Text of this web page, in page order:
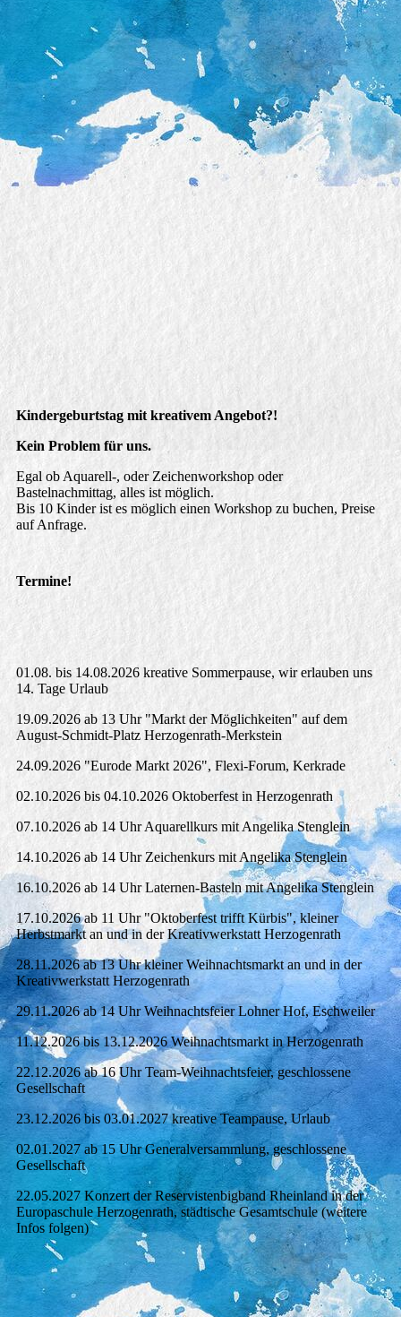
Partytröte
Party
Kindergeburtstag mit kreativem Angebot?!
Kein Problem für uns.
Egal ob Aquarell-, oder Zeichenworkshop oder
Bastelnachmittag, alles ist möglich.
Bis 10 Kinder ist es möglich einen Workshop zu buchen, Preise
auf Anfrage.
Termine!
01.08. bis 14.08.2026 kreative Sommerpause, wir erlauben uns
14. Tage Urlaub
19.09.2026 ab 13 Uhr "Markt der Möglichkeiten" auf dem
August-Schmidt-Platz Herzogenrath-Merkstein
24.09.2026 "Eurode Markt 2026", Flexi-Forum, Kerkrade
02.10.2026 bis 04.10.2026 Oktoberfest in Herzogenrath
07.10.2026 ab 14 Uhr Aquarellkurs mit Angelika Stenglein
14.10.2026 ab 14 Uhr Zeichenkurs mit Angelika Stenglein
16.10.2026 ab 14 Uhr Laternen-Basteln mit Angelika Stenglein
17.10.2026 ab 11 Uhr "Oktoberfest trifft Kürbis", kleiner
Herbstmarkt an und in der Kreativwerkstatt Herzogenrath
28.11.2026 ab 13 Uhr kleiner Weihnachtsmarkt an und in der
Kreativwerkstatt Herzogenrath
29.11.2026 ab 14 Uhr Weihnachtsfeier Lohner Hof, Eschweiler
11.12.2026 bis 13.12.2026 Weihnachtsmarkt in Herzogenrath
22.12.2026 ab 16 Uhr Team-Weihnachtsfeier, geschlossene
Gesellschaft
23.12.2026 bis 03.01.2027 kreative Teampause, Urlaub
02.01.2027 ab 15 Uhr Generalversammlung, geschlossene
Gesellschaft
22.05.2027 Konzert der Reservistenbigband Rheinland in der
Europaschule Herzogenrath, städtische Gesamtschule (weitere
Infos folgen)